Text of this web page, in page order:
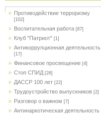
Противодействие терроризму
[102]
Воспитательная работа [87]
Клуб "Патриот" [1]
Антикоррупционная деятельность
[17]
Финансовое просвещение [4]
Стоп СПИД [26]
ДАССР 100 лет [22]
Трудоустройство выпускников [2]
Разговор о важном [7]
Антинаркотическая деятельность